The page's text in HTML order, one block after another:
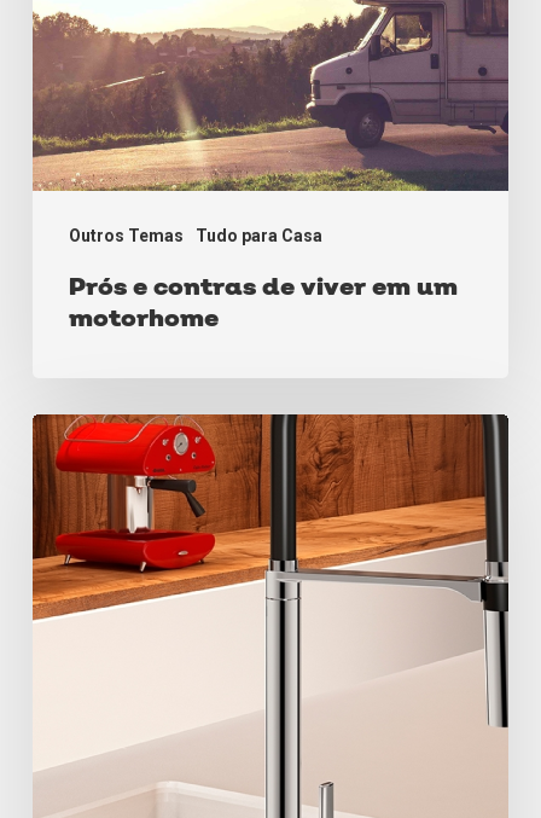
Outros Temas Tudo para Casa
Prós e contras de viver em um
motorhome
Torneira
gourmet:
dicas
para
deixar
sua